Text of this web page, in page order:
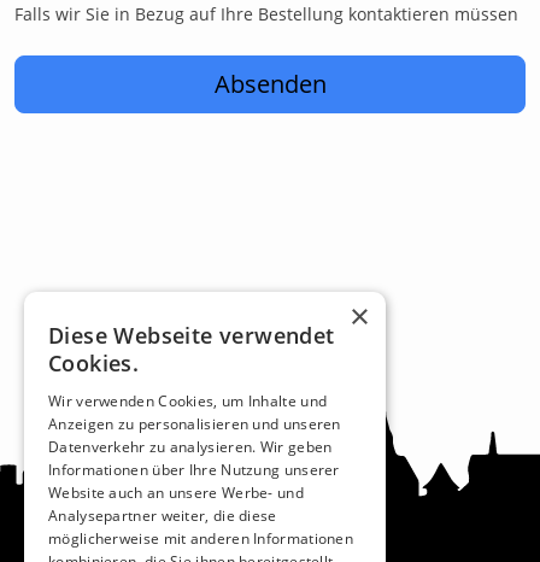
Falls wir Sie in Bezug auf Ihre Bestellung kontaktieren müssen
Absenden
×
Diese Webseite verwendet
Cookies.
Wir verwenden Cookies, um Inhalte und
Anzeigen zu personalisieren und unseren
Datenverkehr zu analysieren. Wir geben
Informationen über Ihre Nutzung unserer
Website auch an unsere Werbe- und
Analysepartner weiter, die diese
möglicherweise mit anderen Informationen